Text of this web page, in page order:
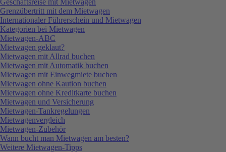
Grenzübertritt mit dem Mietwagen
Internationaler Führerschein und Mietwagen
Kategorien bei Mietwagen
Mietwagen-ABC
Mietwagen geklaut?
Mietwagen mit Allrad buchen
Mietwagen mit Automatik buchen
Mietwagen mit Einwegmiete buchen
Mietwagen ohne Kaution buchen
Mietwagen ohne Kreditkarte buchen
Mietwagen und Versicherung
Mietwagen-Tankregelungen
Mietwagenvergleich
Mietwagen-Zubehör
Wann bucht man Mietwagen am besten?
Weitere Mietwagen-Tipps